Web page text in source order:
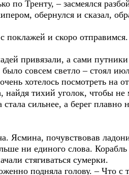
по Тренту, – засмеялся
обернулся и сказал,
поклажей и скоро
привязали, а сами
совсем светло – стоял
хотелось посмотреть
найдя тихий уголок, чтобы
сильнее, а берег плавно
Ясмина, почувствовав
ни единого слова.
стягиваться сумерки.
подняла голову. – Что с